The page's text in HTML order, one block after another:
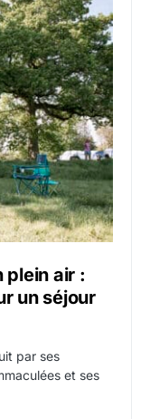
plein air :
un séjour
par ses
et ses